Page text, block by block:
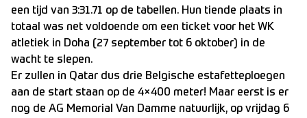
een tijd van 3:31.71 op de tabellen. Hun tiende plaats in
totaal was net voldoende om een ticket voor het WK
atletiek in Doha (27 september tot 6 oktober) in de
wacht te slepen.
Er zullen in Qatar dus drie Belgische estafetteploegen
aan de start staan op de 4×400 meter! Maar eerst is er
nog de AG Memorial Van Damme natuurlijk, op vrijdag 6